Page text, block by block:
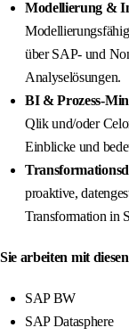
Modellierung &
über SAP- und
Analyselösungen.
BI & Prozess-
Qlik und/oder
Einblicke und
proaktive,
Transformation in
Sie arbeiten mit
SAP BW
SAP Datasphere